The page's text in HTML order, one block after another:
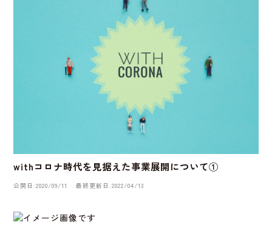
withコロナ時代を見据えた事業展開について①
公開日:2020/09/11 最終更新日:2022/04/13